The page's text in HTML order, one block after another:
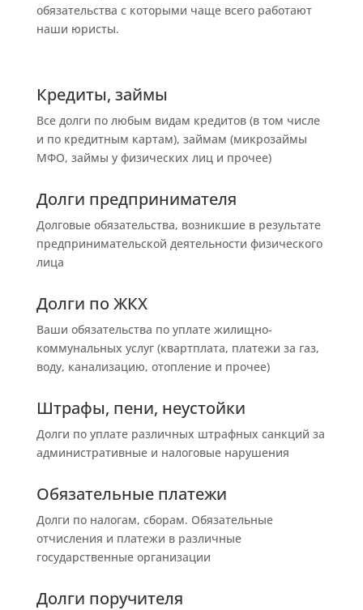
обязательства с которыми чаще всего работают
наши юристы.
Кредиты, займы
Все долги по любым видам кредитов (в том числе
и по кредитным картам), займам (микрозаймы
МФО, займы у физических лиц и прочее)
Долги предпринимателя
Долговые обязательства, возникшие в результате
предпринимательской деятельности физического
лица
Долги по ЖКХ
Ваши обязательства по уплате жилищно-
коммунальных услуг (квартплата, платежи за газ,
воду, канализацию, отопление и прочее)
Штрафы, пени, неустойки
Долги по уплате различных штрафных санкций за
административные и налоговые нарушения
Обязательные платежи
Долги по налогам, сборам. Обязательные
отчисления и платежи в различные
государственные организации
Долги поручителя